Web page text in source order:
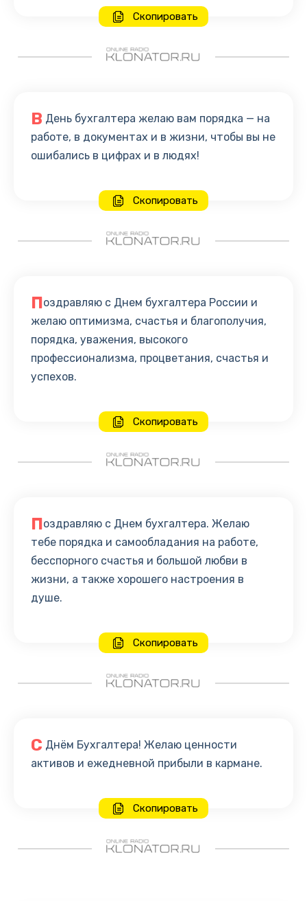
Скопировать
В День бухгалтера желаю вам порядка — на
работе, в документах и в жизни, чтобы вы не
ошибались в цифрах и в людях!
Скопировать
Поздравляю с Днем бухгалтера России и
желаю оптимизма, счастья и благополучия,
порядка, уважения, высокого
профессионализма, процветания, счастья и
успехов.
Скопировать
Поздравляю с Днем бухгалтера. Желаю
тебе порядка и самообладания на работе,
бесспорного счастья и большой любви в
жизни, а также хорошего настроения в
душе.
Скопировать
С Днём Бухгалтера! Желаю ценности
активов и ежедневной прибыли в кармане.
Скопировать